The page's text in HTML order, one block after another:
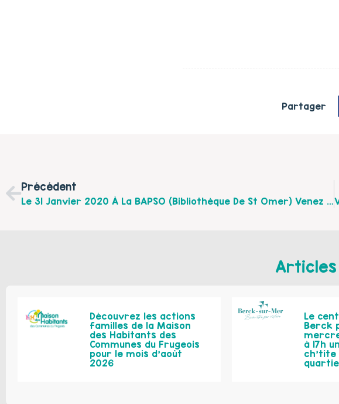
Partager
Précédent
Le 31 Janvier 2020 À La BAPSO (bibliothèque De St Omer) Venez Assistez À Une Conférence Autour De L'éducation Bienveillante : Ses Bienfaits Et Ses Limites
Articles
Découvrez les actions
familles de la Maison
des Habitants des
Communes du Frugeois
pour le mois d’août
2026
Le
Berck
à 17h
ch’tite